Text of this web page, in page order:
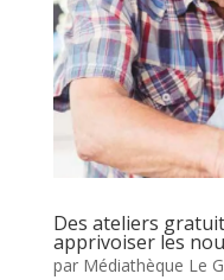
Des ateliers
apprivoiser les
par Médiathèque Le